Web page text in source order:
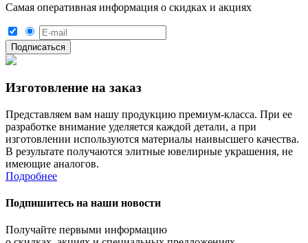
Самая оперативная информация о скидках и акциях
Изготовление на заказ
Представляем вам нашу продукцию премиум-класса. При ее
разработке внимание уделяется каждой детали, а при
изготовлении используются материалы наивысшего качества.
В результате получаются элитные ювелирные украшения, не
имеющие аналогов.
Подробнее
Подпишитесь на наши новости
Получайте первыми информацию